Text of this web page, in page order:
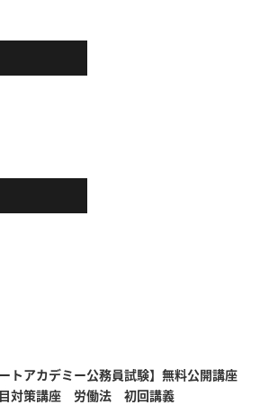
ートアカデミー公務員試験】無料公開講座
対策講座 労働法 初回講義